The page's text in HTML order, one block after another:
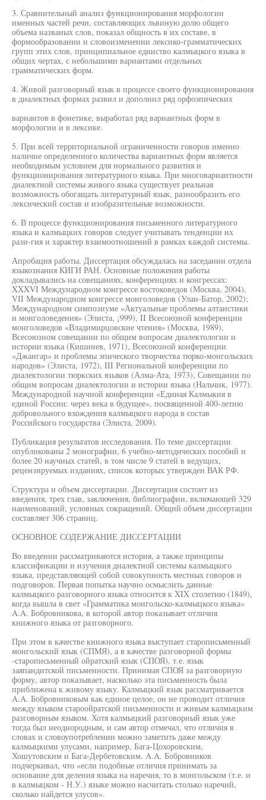
3. Сравнительный анализ функционирования морфологии
именных частей речи, составляющих львиную долю общего
объема названых слов, показал общность в их составе, в
формообразовании и словоизменении лексико-грамматических
групп этих слов, принципиальное единство калмыцкого языка в
общих чертах, с небольшими вариантами отдельных
грамматических форм.
4. Живой разговорный язык в процессе своего функционирования
в диалектных формах развил и дополнил ряд орфоэпических
вариантов в фонетике, выработал ряд вариантных форм в
морфологии и в лексике.
5. При всей территориальной ограниченности говоров именно
наличие определенного количества вариантных форм является
необходимым условием для нормального развития и
функционирования литературного языка. При многовариантности
диалектной системы живого языка существует реальная
возможность обогащать литературный язык, разнообразить его
лексический состав и изобразительные возможности.
6. В процессе функционирования письменного литературного
языка и калмыцких говоров следует учитывать тенденции их
рази-гия и характер взаимоотношений в рамках каждой системы.
Апробация работы. Диссертация обсуждалась на заседании отдела
языкознания КИГИ РАН. Основные положения работы
докладывались на совещаниях, конференциях и конгрессах:
XXXVI Международном конгрессе востоковедов (Москва, 2004),
VII Международном конгрессе монголоведов (Улан-Батор, 2002);
Международном симпозиуме «Актуальные проблемы алтаистики
и монголоведения» (Элиста, ¡999), II Всесоюзной конференции
монголоведов «Владимирцовские чтения» (Москва, 1989),
Всесоюзном совещании по общим вопросам диалектологии и
истории языка (Кишинев, 1971), Всесоюзной конференции
«Джангар» и проблемы эпического творчества тюрко-монгольских
народов» (Элиста, 1972), III Региональной конференции по
диалектологии тюркских языков (Алма-Ата, 1973), Совещании по
общим вопросам диалектологии и истории языка (Нальчик, 1977).
Международной научной конференции «Единая Калмыкия в
единой России: через века в будущее», посвященной 400-летию
добровольного вхождения калмыцкого народа в состав
Российского государства (Элиста, 2009).
Публикация результатов исследования. По теме диссертации
опубликованы 2 монографии, 6 учебно-методических пособий и
более 20 научных статей, в том числе 9 статей в ведущих,
рецензируемых изданиях, список которых утвержден ВАК РФ.
Структура и объем диссертации. Диссертация состоит из
введения, трех глав, заключения, библиографии, включающей 329
наименований, условных сокращений. Общий объем диссертации
составляет 306 страниц.
ОСНОВНОЕ СОДЕРЖАНИЕ ДИССЕРТАЦИИ
Во введении рассматриваются история, а также принципы
классификации и изучения диалектной системы калмыцкого
языка, представляющей собой совокупность местных говоров и
подговоров. Первая попытка научно осмыслить данные
калмыцкого разговорного языка относится к XIX столетию (1849),
когда вышла в свет «Грамматика монгольско-калмыцкого языка»
A.A. Бобровникова, в которой автор показывает отличия
книжного языка от разговорного.
При этом в качестве книжного языка выступает старописьменный
монгольский язык (СПМЯ), а в качестве разговорной формы
-старописьменный ойратский язык (СПОЯ), т.е. язык
заяпандитской письменности. Принимая СПОЯ за разговорную
форму, автор показывает, насколько эта письменность была
приближена к живому языку. Калмыцкий язык рассматривается
A.A. Бобровниковым как единое целое, он не проводит отличия
между языком староойратской письменности и живым калмыцким
разговорным языком. Хотя калмыцкий разговорный язык уже
тогда был неоднородным, и сам автор отмечал, что отличия в
словах и словоупотреблении можно заметить даже между
калмыцкими улусами, например, Бага-Цохоровским,
Хошутовским и Бага-Дербетовским. A.A. Бобровников
подчеркивал, что «если подобные отличия принимать за
основание для деления языка на наречия, то в монгольском (т.е. и
в калмыцком - Н.У.) языке можно насчитать столько наречий,
сколько найдется улусов».